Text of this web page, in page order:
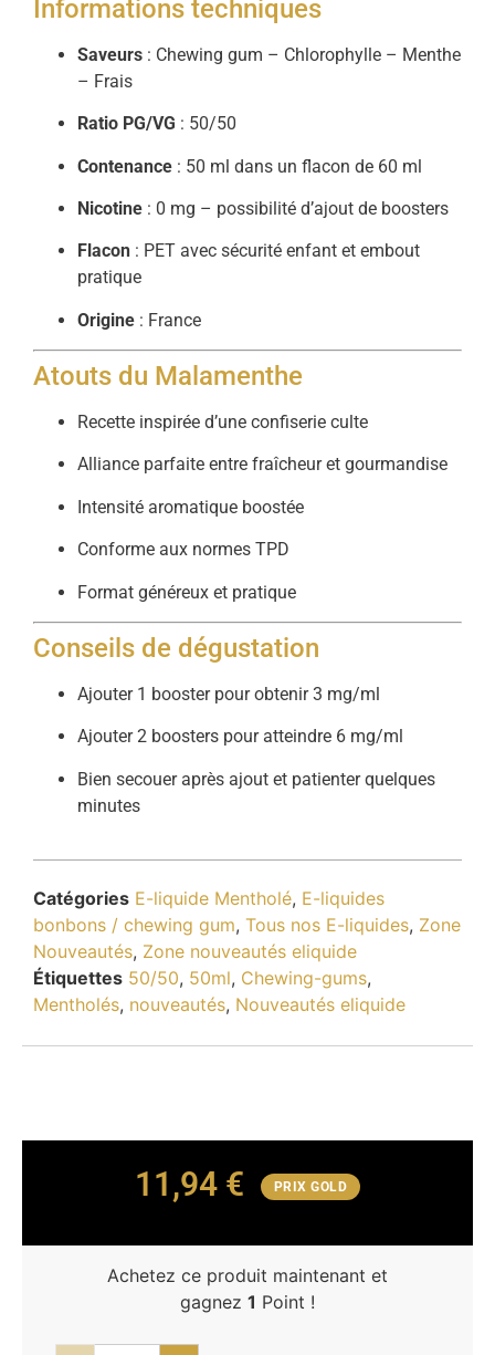
Informations techniques
Saveurs : Chewing gum – Chlorophylle – Menthe
– Frais
Ratio PG/VG : 50/50
Contenance : 50 ml dans un flacon de 60 ml
Nicotine : 0 mg – possibilité d’ajout de boosters
Flacon : PET avec sécurité enfant et embout
pratique
Origine : France
Atouts du Malamenthe
Recette inspirée d’une confiserie culte
Alliance parfaite entre fraîcheur et gourmandise
Intensité aromatique boostée
Conforme aux normes TPD
Format généreux et pratique
Conseils de dégustation
Ajouter 1 booster pour obtenir 3 mg/ml
Ajouter 2 boosters pour atteindre 6 mg/ml
Bien secouer après ajout et patienter quelques
minutes
Catégories E-liquide Mentholé, E-liquides
bonbons / chewing gum, Tous nos E-liquides, Zone
Nouveautés, Zone nouveautés eliquide
Étiquettes 50/50, 50ml, Chewing-gums,
Mentholés, nouveautés, Nouveautés eliquide
11,94 € PRIX GOLD
Achetez ce produit maintenant et
gagnez 1 Point !